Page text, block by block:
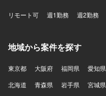
リモート可 週1勤務 週2勤務
地域から案件を探す
東京都 大阪府 福岡県 愛知県
北海道
青森県 岩手県 宮城県